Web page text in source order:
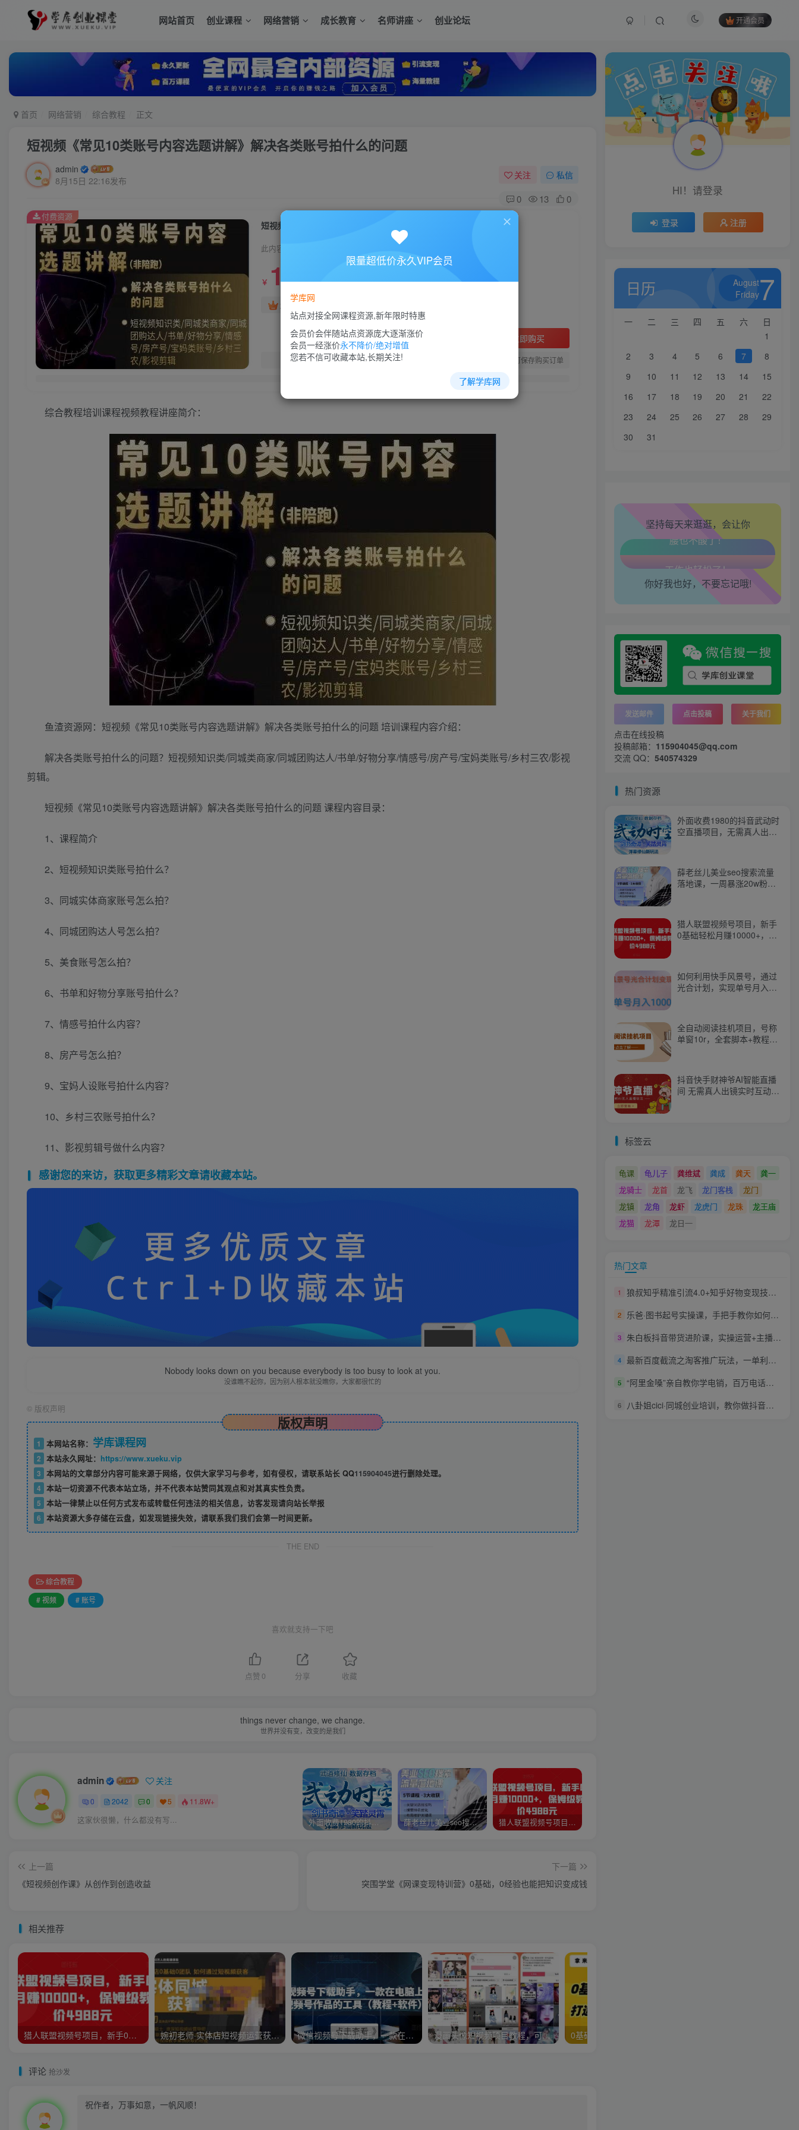
网站首页 创业课程 网络营销 成长教育 名师讲座 创业论坛 开通会员
首页 网络营销 综合教程 正文
短视频《常见10类账号内容选题讲解》解决各类账号拍什么的问题
admin
8月15日 22:16发布
关注 私信
0 13 0
短视频《常见10类账号内容选题讲解》解决各类账号拍什么的问题
此内容为付费资源，请付费后查看
￥ 10￥88
超级会员免费
立即购买
您当前未登录！建议登陆后购买，可保存购买订单
付费资源
综合教程培训课程视频教程讲座简介：
鱼渣资源网：短视频《常见10类账号内容选题讲解》解决各类账号拍什么的问题 培训课程内容介绍：
解决各类账号拍什么的问题？短视频知识类/同城类商家/同城团购达人/书单/好物分享/情感号/房产号/宝妈类账号/乡村三农/影视
剪辑。
短视频《常见10类账号内容选题讲解》解决各类账号拍什么的问题 课程内容目录：
1、课程简介
2、短视频知识类账号拍什么？
3、同城实体商家账号怎么拍？
4、同城团购达人号怎么拍？
5、美食账号怎么拍？
6、书单和好物分享账号拍什么？
7、情感号拍什么内容？
8、房产号怎么拍？
9、宝妈人设账号拍什么内容？
10、乡村三农账号拍什么？
11、影视剪辑号做什么内容？
感谢您的来访，获取更多精彩文章请收藏本站。
Nobody looks down on you because everybody is too busy to look at you.
没谁瞧不起你，因为别人根本就没瞧你，大家都很忙的
© 版权声明
版权声明
1 本网站名称： 学库课程网
2 本站永久网址： https://www.xueku.vip
3 本网站的文章部分内容可能来源于网络，仅供大家学习与参考，如有侵权，请联系站长 QQ115904045进行删除处理。
4 本站一切资源不代表本站立场，并不代表本站赞同其观点和对其真实性负责。
5 本站一律禁止以任何方式发布或转载任何违法的相关信息，访客发现请向站长举报
6 本站资源大多存储在云盘，如发现链接失效，请联系我们我们会第一时间更新。
THE END
综合教程
# 视频
# 账号
喜欢就支持一下吧
点赞 0 分享 收藏
things never change, we change.
世界并没有变，改变的是我们
admin 关注
0 2042 0 5 11.8W+
这家伙很懒，什么都没有写... 外面收费1980的抖音武动时空直播项目，无需真人出镜，实时互动直播【软件+详细教程】 薛老丝儿美业seo搜索流量落地课，一周暴涨20w粉丝，全干货讲解 猎人联盟视频号项目，新手0基础轻松月赚10000+，保姆级教程原价4988元
上一篇
《短视频创作课》从创作到创造收益
下一篇
突围学堂《网课变现特训营》0基础，0经验也能把知识变成钱
相关推荐
猎人联盟视频号项目，新手0基础轻松月赚10000+，保姆级教程原价4988元 婉初老师·实体店短视频运营获客，打通抖音获客路劲，使用短视频增大实体店或企业曝光 微信视频号下载助手，一款在电脑上下载视频号作品的工具（教程+软件） 漫画头像短视频项目教程，可以批量起号，轻松月入过万（视频教程+软件）
评论 抢沙发
HI！请登录
登录 注册
日历
August
Friday7
一 二 三 四 五 六
日
1
2
3 4 5 6 7
8
9
10 11 12 13 14
15
16
17 18 19 20 21
22
23
24 25 26 27 28
29
30
31
坚持每天来逛逛，会让你
走路也有劲了！
腿也不痛了！
腰也不酸了！
你好我也好，不要忘记哦!
发送邮件 点击投稿 关于我们
点击在线投稿
投稿邮箱： 115904045@qq.com
交流 QQ： 540574329
热门资源
外面收费1980的抖音武动时
空直播项目，无需真人出
薛老丝儿美业seo搜索流量
落地课，一周暴涨20w粉
猎人联盟视频号项目，新手
0基础轻松月赚10000+，保
如何利用快手风景号，通过
光合计划，实现单号月入
全自动阅读挂机项目，号称
单窗10r，全套脚本+教程，
抖音快手财神爷AI智能直播
间 无需真人出镜实时互动
标签云
龟课 龟儿子 龚维斌 龚成 龚天
龚一
龙骑士
龙首 龙飞 龙门客栈
龙门
龙镇
龙角 龙虾 龙虎门 龙珠
龙王庙
龙猫
龙潭 龙日一
热门文章
1 狼叔知乎精准引流4.0+知乎好物变现技术课程（盐值攻略，专业爆款文案，写作思维）
2 乐爸·图书起号实操课，手把手教你如何从0-1玩转图书起号
3 朱白板抖音带货进阶课，实操运营+主播不玩虚的
4 最新百度截流之淘客推广玩法，一单利润可达300+
5 “阿里金嗓”亲自教你学电销，百万电话销售最全流程秘笈
6 八卦姐cici·同城创业培训，教你做抖音，到引流，线上线下转化、建群、线下活动、全部环节
限量超低价永久VIP会员
学库网
站点对接全网课程资源,新年限时特惠
会员价会伴随站点资源庞大逐渐涨价
会员一经涨价永不降价/绝对增值
您若不信可收藏本站,长期关注!
了解学库网